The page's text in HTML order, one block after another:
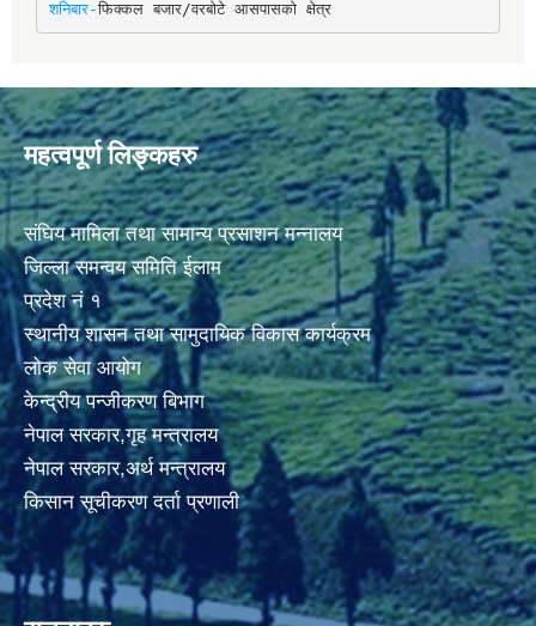
शनिबार-फिक्कल बजार/वरबोटे आसपासको क्षेत्र
महत्वपूर्ण लिङ्कहरु
संघिय मामिला तथा सामान्य प्रसाशन मन्नालय
जिल्ला समन्वय समिति ईलाम
प्रदेश नं १
स्थानीय शासन तथा सामुदायिक विकास कार्यक्रम
लोक सेवा आयोग
केन्द्रीय पन्जीकरण बिभाग
नेपाल सरकार,गृह मन्त्रालय
नेपाल सरकार,अर्थ मन्त्रालय
किसान सूचीकरण दर्ता प्रणाली